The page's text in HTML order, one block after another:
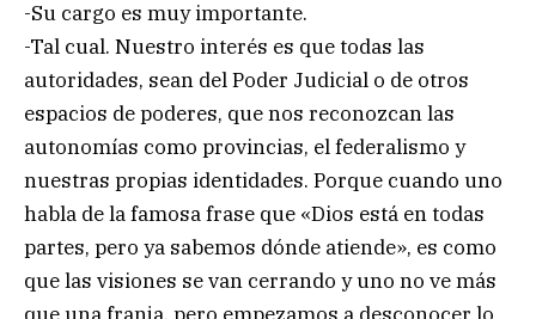
-Su cargo es muy importante.
-Tal cual. Nuestro interés es que todas las
autoridades, sean del Poder Judicial o de otros
espacios de poderes, que nos reconozcan las
autonomías como provincias, el federalismo y
nuestras propias identidades. Porque cuando uno
habla de la famosa frase que «Dios está en todas
partes, pero ya sabemos dónde atiende», es como
que las visiones se van cerrando y uno no ve más